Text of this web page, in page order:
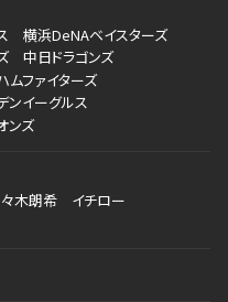
横浜DeNAベイスターズ
中日ドラゴンズ
ファイターズ
ンイーグルス
ンズ
木朗希
イチロー